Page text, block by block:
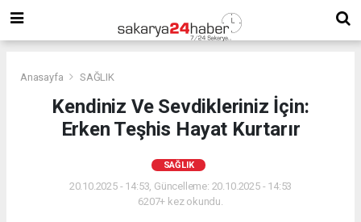
Anasayfa SAĞLIK
Kendiniz Ve Sevdikleriniz İçin:
Erken Teşhis Hayat Kurtarır
SAĞLIK
20.10.2025 - 14:53, Güncelleme: 20.10.2025 - 14:53
6207+ kez okundu.